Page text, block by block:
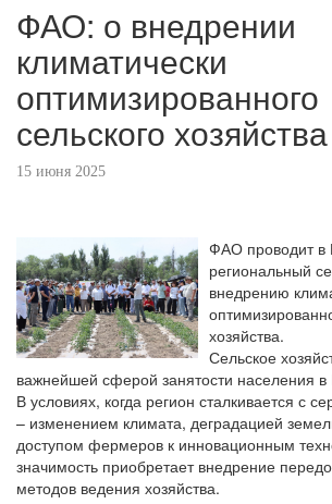
ФАО: о внедрении
климатически
оптимизированного
сельского хозяйства
15 июня 2025
ФАО проводит в
региональный
внедрению
хозяйства.
Сельское
важнейшей сферой занятости населения
В условиях, когда регион сталкивается с
– изменением климата, деградацией
доступом фермеров к инновационным
значимость приобретает внедрение
методов ведения хозяйства.